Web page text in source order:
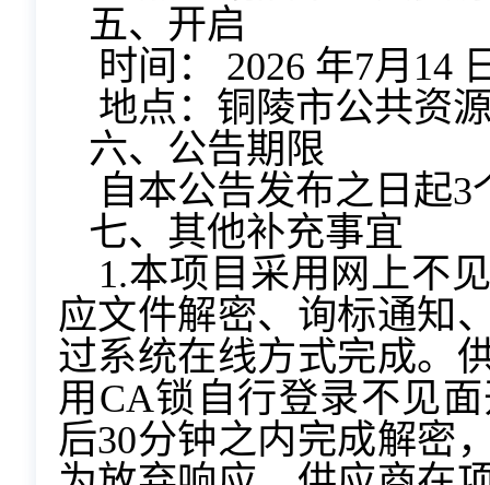
五、开启
时间： 2026 年7月14
地点：铜陵市公共资
六、公告期限
自本公告发布之日起3
七、其他补充事宜
1.本项目采用网上不
应文件解密、询标通知
过系统在线方式完成。
用CA锁自行登录不见
后30分钟之内完成解密